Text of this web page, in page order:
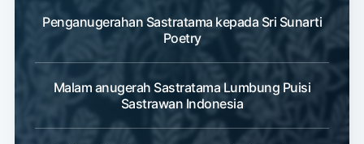
Penganugerahan Sastratama kepada Sri Sunarti
Poetry
Malam anugerah Sastratama Lumbung Puisi
Sastrawan Indonesia